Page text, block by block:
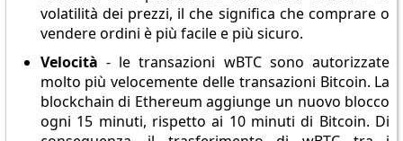
volatilità dei prezzi, il che significa che comprare o
vendere ordini è più facile e più sicuro.
Velocità - le transazioni wBTC sono autorizzate
molto più velocemente delle transazioni Bitcoin. La
blockchain di Ethereum aggiunge un nuovo blocco
ogni 15 minuti, rispetto ai 10 minuti di Bitcoin. Di